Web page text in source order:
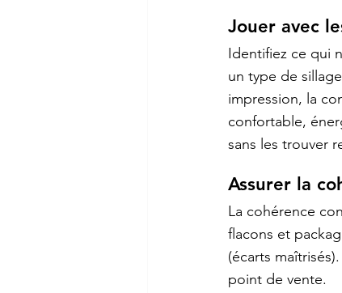
Jouer avec
Identifiez ce qui
un type de
impression, la
confortable,
sans les trouver
Assurer la
La cohérence
flacons et
(écarts
point de vente.